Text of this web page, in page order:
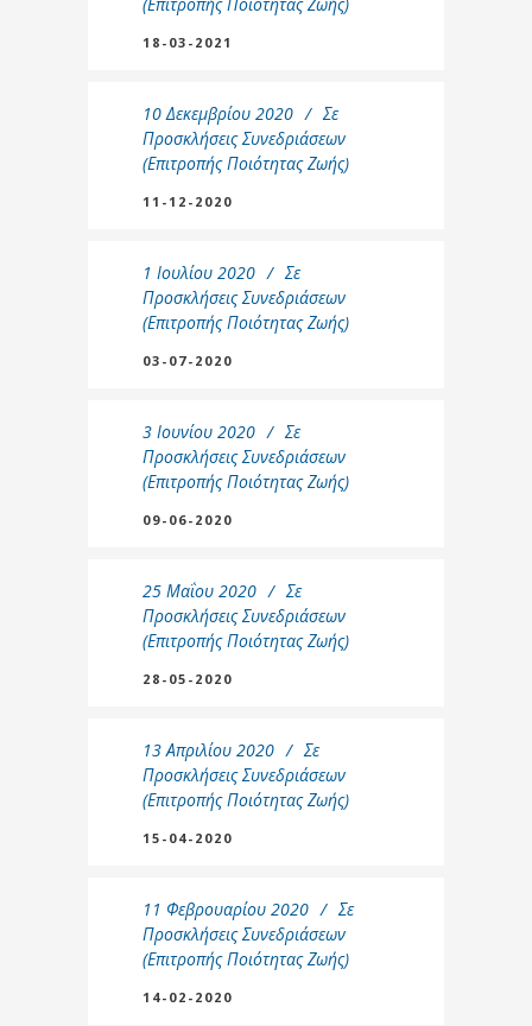
18-03-2021
10 Δεκεμβρίου 2020
Σε
Προσκλήσεις Συνεδριάσεων
(Επιτροπής Ποιότητας Ζωής)
11-12-2020
1 Ιουλίου 2020
Σε
Προσκλήσεις Συνεδριάσεων
(Επιτροπής Ποιότητας Ζωής)
03-07-2020
3 Ιουνίου 2020
Σε
Προσκλήσεις Συνεδριάσεων
(Επιτροπής Ποιότητας Ζωής)
09-06-2020
25 Μαΐου 2020
Σε
Προσκλήσεις Συνεδριάσεων
(Επιτροπής Ποιότητας Ζωής)
28-05-2020
13 Απριλίου 2020
Σε
Προσκλήσεις Συνεδριάσεων
(Επιτροπής Ποιότητας Ζωής)
15-04-2020
11 Φεβρουαρίου 2020
Σε
Προσκλήσεις Συνεδριάσεων
(Επιτροπής Ποιότητας Ζωής)
14-02-2020